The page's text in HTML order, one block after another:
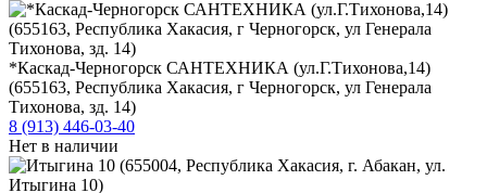
*Каскад-Черногорск САНТЕХНИКА (ул.Г.Тихонова,14)
(655163, Республика Хакасия, г Черногорск, ул Генерала
Тихонова, зд. 14)
8 (913) 446-03-40
Нет в наличии